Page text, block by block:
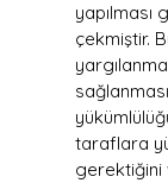
yapılması
çekmiştir.
yargılanma
taraflara
gerektiğini